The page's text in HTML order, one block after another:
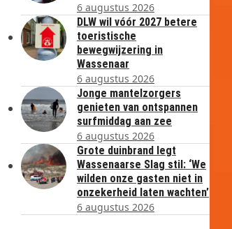
6 augustus 2026
DLW wil vóór 2027 betere
toeristische
bewegwijzering in
Wassenaar
6 augustus 2026
Jonge mantelzorgers
genieten van ontspannen
surfmiddag aan zee
6 augustus 2026
Grote duinbrand legt
Wassenaarse Slag stil: ‘We
wilden onze gasten niet in
onzekerheid laten wachten’
6 augustus 2026